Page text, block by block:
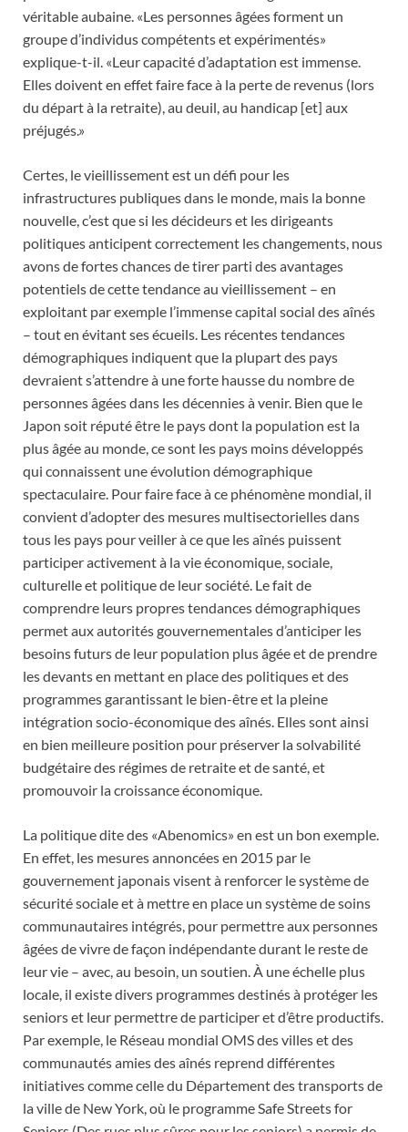
véritable aubaine. «Les personnes âgées forment un
groupe d’individus compétents et expérimentés»
explique-t-il. «Leur capacité d’adaptation est immense.
Elles doivent en effet faire face à la perte de revenus (lors
du départ à la retraite), au deuil, au handicap [et] aux
préjugés.»
Certes, le vieillissement est un défi pour les
infrastructures publiques dans le monde, mais la bonne
nouvelle, c’est que si les décideurs et les dirigeants
politiques anticipent correctement les changements, nous
avons de fortes chances de tirer parti des avantages
potentiels de cette tendance au vieillissement – en
exploitant par exemple l’immense capital social des aînés
– tout en évitant ses écueils. Les récentes tendances
démographiques indiquent que la plupart des pays
devraient s’attendre à une forte hausse du nombre de
personnes âgées dans les décennies à venir. Bien que le
Japon soit réputé être le pays dont la population est la
plus âgée au monde, ce sont les pays moins développés
qui connaissent une évolution démographique
spectaculaire. Pour faire face à ce phénomène mondial, il
convient d’adopter des mesures multisectorielles dans
tous les pays pour veiller à ce que les aînés puissent
participer activement à la vie économique, sociale,
culturelle et politique de leur société. Le fait de
comprendre leurs propres tendances démographiques
permet aux autorités gouvernementales d’anticiper les
besoins futurs de leur population plus âgée et de prendre
les devants en mettant en place des politiques et des
programmes garantissant le bien-être et la pleine
intégration socio-économique des aînés. Elles sont ainsi
en bien meilleure position pour préserver la solvabilité
budgétaire des régimes de retraite et de santé, et
promouvoir la croissance économique.
La politique dite des «Abenomics» en est un bon exemple.
En effet, les mesures annoncées en 2015 par le
gouvernement japonais visent à renforcer le système de
sécurité sociale et à mettre en place un système de soins
communautaires intégrés, pour permettre aux personnes
âgées de vivre de façon indépendante durant le reste de
leur vie – avec, au besoin, un soutien. À une échelle plus
locale, il existe divers programmes destinés à protéger les
seniors et leur permettre de participer et d’être productifs.
Par exemple, le Réseau mondial OMS des villes et des
communautés amies des aînés reprend différentes
initiatives comme celle du Département des transports de
la ville de New York, où le programme Safe Streets for